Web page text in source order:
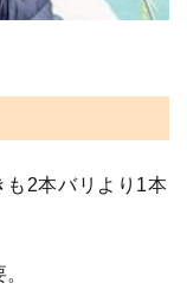
も2本バリより1本